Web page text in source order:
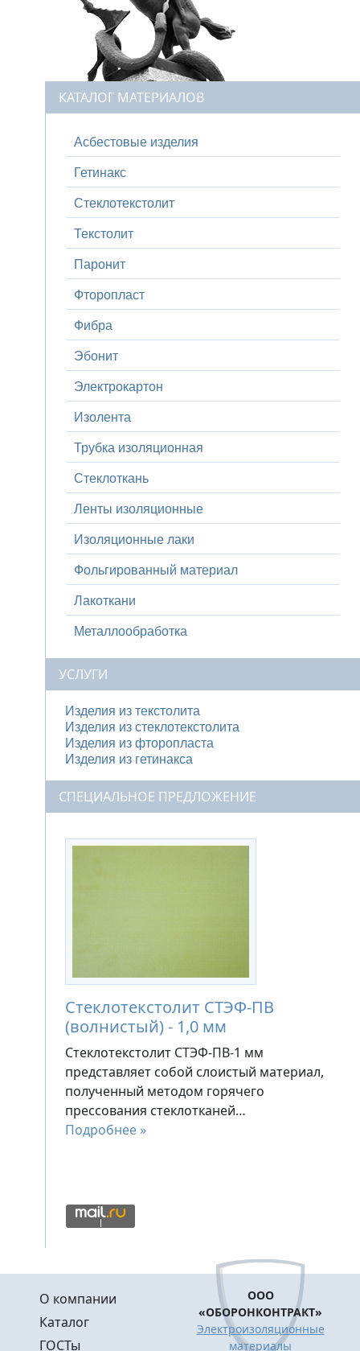
КАТАЛОГ МАТЕРИАЛОВ
Асбестовые изделия
Гетинакс
Стеклотекстолит
Текстолит
Паронит
Фторопласт
Фибра
Эбонит
Электрокартон
Изолента
Трубка изоляционная
Стеклоткань
Ленты изоляционные
Изоляционные лаки
Фольгированный материал
Лакоткани
Металлообработка
УСЛУГИ
Изделия из текстолита
Изделия из стеклотекстолита
Изделия из фторопласта
Изделия из гетинакса
СПЕЦИАЛЬНОЕ ПРЕДЛОЖЕНИЕ
Стеклотекстолит СТЭФ-ПВ
(волнистый) - 1,0 мм
Стеклотекстолит СТЭФ-ПВ-1 мм
представляет собой слоистый материал,
полученный методом горячего
прессования стеклотканей…
Подробнее »
Меню в подвале
О компании
Каталог
ГОСТы
ООО
«ОБОРОНКОНТРАКТ»
Электроизоляционные
материалы